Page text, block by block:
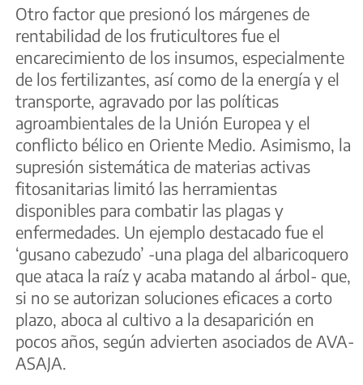
Otro factor que presionó los márgenes de
rentabilidad de los fruticultores fue el
encarecimiento de los insumos, especialmente
de los fertilizantes, así como de la energía y el
transporte, agravado por las políticas
agroambientales de la Unión Europea y el
conflicto bélico en Oriente Medio. Asimismo, la
supresión sistemática de materias activas
fitosanitarias limitó las herramientas
disponibles para combatir las plagas y
enfermedades. Un ejemplo destacado fue el
‘gusano cabezudo’ -una plaga del albaricoquero
que ataca la raíz y acaba matando al árbol- que,
si no se autorizan soluciones eficaces a corto
plazo, aboca al cultivo a la desaparición en
pocos años, según advierten asociados de AVA-
ASAJA.